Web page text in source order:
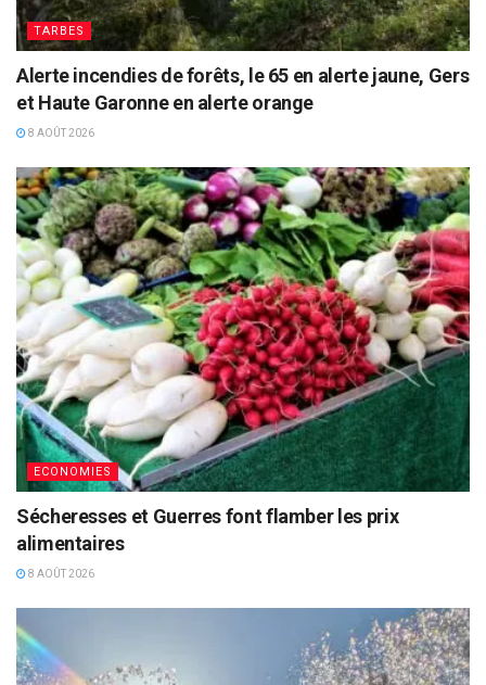
TARBES
Alerte incendies de forêts, le 65 en alerte jaune, Gers
et Haute Garonne en alerte orange
8 AOÛT 2026
ECONOMIES
Sécheresses et Guerres font flamber les prix
alimentaires
8 AOÛT 2026